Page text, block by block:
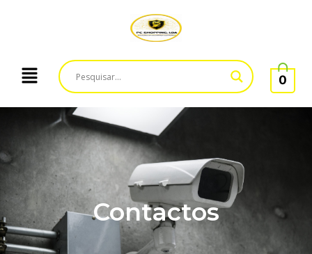
0
Contactos